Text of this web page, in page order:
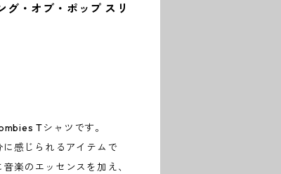
グ・オブ・ポップ スリ
Tシャツです。
感じられるアイテムで
楽のエッセンスを加え、